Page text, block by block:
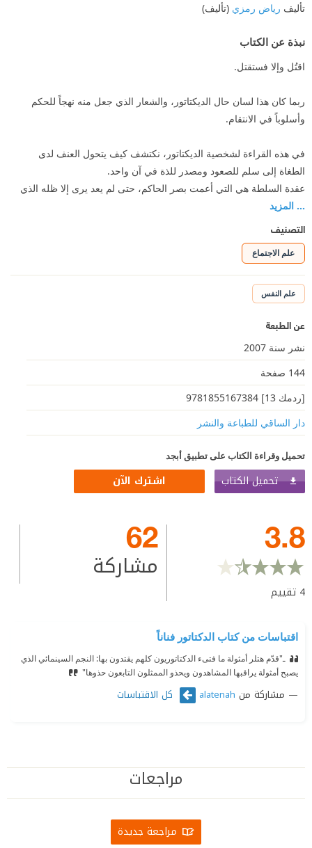
تأليف رياض رمزي (تأليف)
نبذة عن الكتاب
اقتُل وإلا فستقتل.
ربما كان هذا لسان حال الديكتاتور، والشعار الذي جعل منه نهجاً للحكم
وأسلوباً في الانتقام.
في هذه القراءة لشخصية الديكتاتور، نكتشف كيف يتحول العنف لدى
الطغاة إلى سلم للصعود ومصدر للذة في آن واحد.
عقدة السلطة هي التي أعمت بصر الحاكم، حتى لم يعد يرى إلا ظله الذي
... المزيد
التصنيف
علم الاجتماع
علم النفس
عن الطبعة
نشر سنة 2007
144 صفحة
[ردمك 13] 9781855167384
دار الساقي للطباعة والنشر
تحميل وقراءة الكتاب على تطبيق أبجد
تحميل الكتاب اشترك الآن
3.8
4 تقييم
62
مشاركة
اقتباسات من كتاب الدكتاتور فناناً
ـ"قدّم هتلر أمثولة ما فتىء الدكتاتوريون كلهم يقتدون بها: النجم السينمائي الذي
يصبح أمثولة يراقبها المشاهدون ويحذو الممثلون التابعون حذوها"
مشاركة من alatenah كل الاقتباسات
مراجعات
مراجعة جديدة